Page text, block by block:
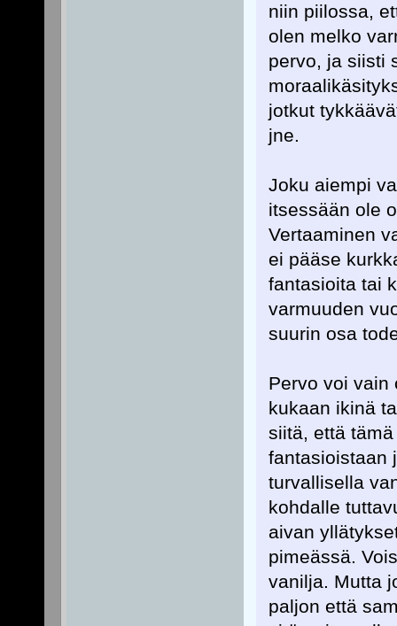
niin piilossa,
olen melko
pervo, ja siisti
jotkut
jne.
Joku aiempi
itsessään ole
Vertaaminen
ei pääse
fantasioita tai
varmuuden
suurin osa
Pervo voi vain
kukaan ikinä
siitä, että
fantasioistaan
turvallisella
kohdalle
aivan
pimeässä.
vanilja. Mutta
paljon että